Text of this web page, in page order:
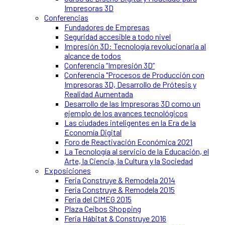
Impresoras 3D
Conferencias
Fundadores de Empresas
Seguridad accesible a todo nivel
Impresión 3D: Tecnología revolucionaria al
alcance de todos
Conferencia “Impresión 3D”
Conferencia "Procesos de Producción con
Impresoras 3D, Desarrollo de Prótesis y
Realidad Aumentada
Desarrollo de las Impresoras 3D como un
ejemplo de los avances tecnológicos
Las ciudades inteligentes en la Era de la
Economía Digital
Foro de Reactivación Económica 2021
La Tecnología al servicio de la Educación, el
Arte, la Ciencia, la Cultura y la Sociedad
Exposiciones
Feria Construye & Remodela 2014
Feria Construye & Remodela 2015
Feria del CIMEG 2015
Plaza Ceibos Shopping
Feria Hábitat & Construye 2016